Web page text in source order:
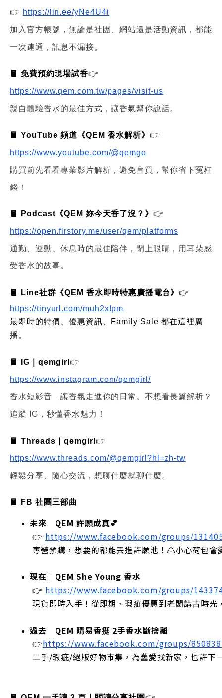
👉 https://lin.ee/yNe4U4i
加入官方帳號，無論是社團、網站還是活動資訊，都能
一次連通，訊息不漏接。
🧧 免費預約現場試香👉
https://www.qem.com.tw/pages/visit-us
親自體驗香水的最佳方式，讓香氣幫你說話。
🧧 YouTube 頻道《QEM 香水解析》 👉
https://www.youtube.com/@qemgo
購買前先看看專業影片解析，避免盲買，幫你省下冤枉
錢！
🧧 Podcast《QEM 妳今天香了沒？》 👉
https://open.firstory.me/user/qem/platforms
通勤、運動、休息時的最佳陪伴，閉上眼睛，用耳朵感
受香水的故事。
🧧 Line社群《QEM 香水即時特惠廣播電台》 👉
https://tinyurl.com/muh2xfpm
最即時的特價、優惠資訊、Family Sale 都在這裡廣
播。
🧧 IG｜qemgirl 👉
https://www.instagram.com/qemgirl/
香水短影音，讓香氛走進你的日常。不想看長篇解析？
追蹤 IG，秒懂香水魅力！
🧧 Threads｜qemgirl 👉
https://www.threads.com/@qemgirl?hl=zh-tw
輕鬆分享、隨心交流，想聊什麼就聊什麼。
🧧 FB 社團三部曲
未來｜QEM 許願成真💕
👉 https://www.facebook.com/groups/
專營預購，想要的都能丟進許願池！⚠️小心荷包會
現在｜QEM She Young 香水
👉 https://www.facebook.com/groups/
現貨即時入手！從即期、瑕疵優惠到老闆講古時
過去｜QEM 晴易香挺 2手香水斷捨離
👉https://www.facebook.com/groups/
二手/瑕疵/絕版好物市集，為舊愛找新家，也許下